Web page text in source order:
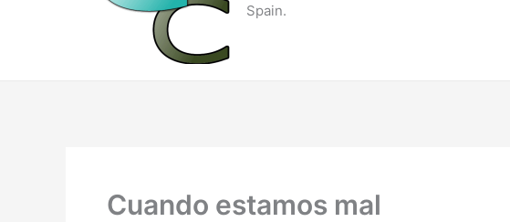
Spain.
Cuando estamos mal